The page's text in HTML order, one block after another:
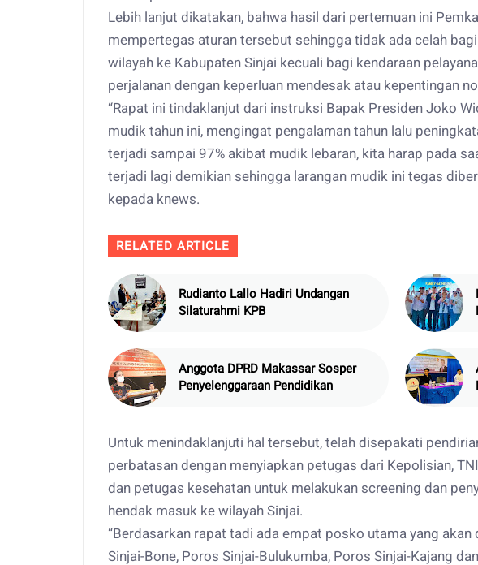
Lebih lanjut dikatakan, bahwa hasil dari pertemuan ini
mempertegas aturan tersebut sehingga tidak ada celah
wilayah ke Kabupaten Sinjai kecuali bagi kendaraan
perjalanan dengan keperluan mendesak atau kepentingan
“Rapat ini tindaklanjut dari instruksi Bapak Presiden Joko
mudik tahun ini, mengingat pengalaman tahun lalu
terjadi sampai 97% akibat mudik lebaran, kita harap pada
terjadi lagi demikian sehingga larangan mudik ini tegas
kepada knews.
RELATED ARTICLE
Rudianto Lallo Hadiri Undangan
Silaturahmi KPB
Anggota DPRD Makassar Sosper
Penyelenggaraan Pendidikan
Untuk menindaklanjuti hal tersebut, telah disepakati
perbatasan dengan menyiapkan petugas dari Kepolisian,
dan petugas kesehatan untuk melakukan screening dan
hendak masuk ke wilayah Sinjai.
“Berdasarkan rapat tadi ada empat posko utama yang
Sinjai-Bone, Poros Sinjai-Bulukumba, Poros Sinjai-Kajang